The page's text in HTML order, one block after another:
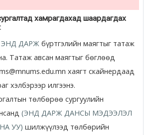
2
хамрагдахад шаардагдах
ЭНД ДАРЖ бүртгэлийн маягтыг татаж
Татаж авсан маягтыг бөглөөд
хаягт скайнердаад
хэлбэрээр илгээнэ.
төлбөрөө сургуулийн
(ЭНД ДАРЖ ДАНСЫ МЭДЭЭЛЭЛ
УУ) шилжүүлээд төлбөрийн